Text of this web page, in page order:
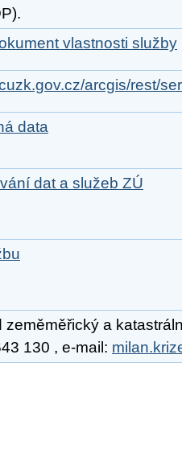
vlastnosti služby
arcgis/rest/
data
dat a služeb ZÚ
zeměměřický a
130 , e-mail: